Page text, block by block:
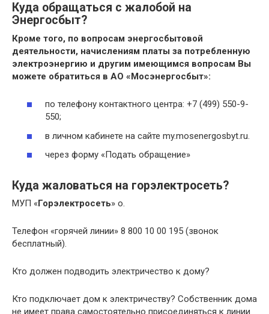
Куда обращаться с жалобой на
Энергосбыт?
Кроме того, по вопросам энергосбытовой
деятельности, начислениям платы за потребленную
электроэнергию и другим имеющимся вопросам Вы
можете обратиться в АО «Мосэнергосбыт»:
по телефону контактного центра: +7 (499) 550-9-
550;
в личном кабинете на сайте my.mosenergosbyt.ru.
через форму «Подать обращение»
Куда жаловаться на горэлектросеть?
МУП « Горэлектросеть» о.
Телефон «горячей линии» 8 800 10 00 195 (звонок
бесплатный).
Кто должен подводить электричество к дому?
Кто подключает дом к электричеству? Собственник дома